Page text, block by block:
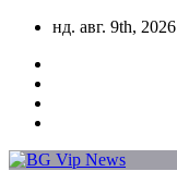
Skip
content
нд. авг. 9th, 2026